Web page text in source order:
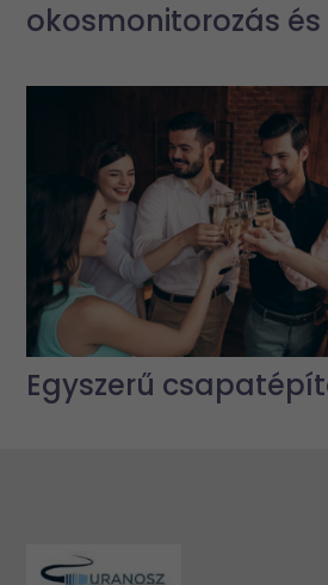
okosmonitorozás és
Egyszerű